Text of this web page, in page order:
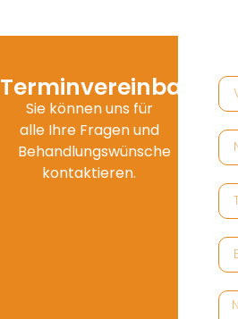
Terminvereinbarung
Sie können uns für
alle Ihre Fragen und
Behandlungswünsche
kontaktieren.